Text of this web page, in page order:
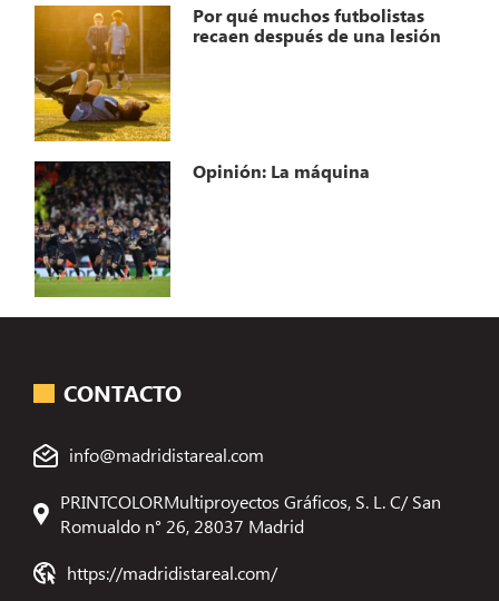
Por qué muchos futbolistas
recaen después de una lesión
Opinión: La máquina
CONTACTO
info@madridistareal.com
PRINTCOLORMultiproyectos Gráficos, S. L. C/ San
Romualdo n° 26, 28037 Madrid
https://madridistareal.com/